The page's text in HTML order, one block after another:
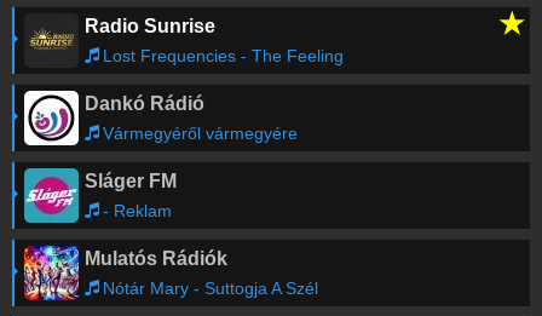
Radio Sunrise ★
Lost Frequencies - The Feeling
Dankó Rádió
Vármegyéről vármegyére
Sláger FM
- Reklam
Mulatós Rádiók
Nótár Mary - Suttogja A Szél